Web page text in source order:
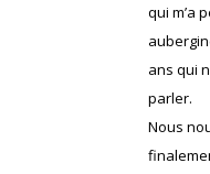
qui m’a
ans qui
parler.
Nous